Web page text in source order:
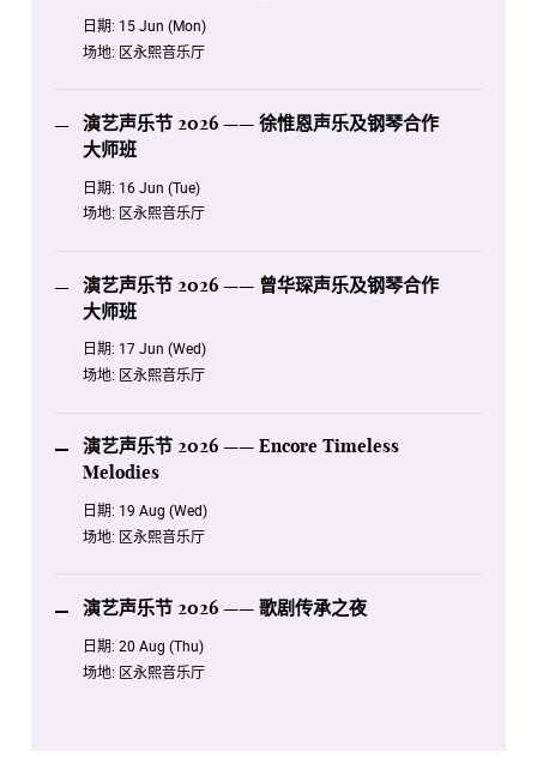
日期: 15 Jun (Mon)
场地: 区永熙音乐厅
演艺声乐节 2026 —— 徐惟恩声乐及钢琴合作
大师班
日期: 16 Jun (Tue)
场地: 区永熙音乐厅
演艺声乐节 2026 —— 曾华琛声乐及钢琴合作
大师班
日期: 17 Jun (Wed)
场地: 区永熙音乐厅
演艺声乐节 2026 —— Encore Timeless
Melodies
日期: 19 Aug (Wed)
场地: 区永熙音乐厅
演艺声乐节 2026 —— 歌剧传承之夜
日期: 20 Aug (Thu)
场地: 区永熙音乐厅